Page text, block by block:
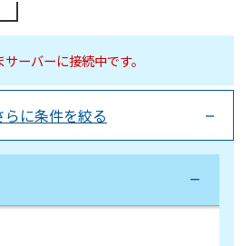
ーバーに接続中です。
らに条件を絞る